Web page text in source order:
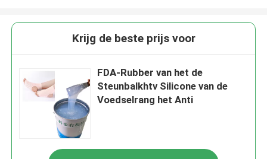
Krijg de beste prijs voor
FDA-Rubber van het de
Steunbalkhtv Silicone van de
Voedselrang het Anti